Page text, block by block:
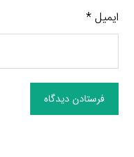
ایمیل*
فرستادن دیدگاه